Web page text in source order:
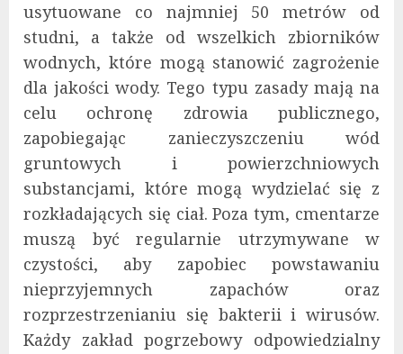
usytuowane co najmniej 50 metrów od
studni, a także od wszelkich zbiorników
wodnych, które mogą stanowić zagrożenie
dla jakości wody. Tego typu zasady mają na
celu ochronę zdrowia publicznego,
zapobiegając zanieczyszczeniu wód
gruntowych i powierzchniowych
substancjami, które mogą wydzielać się z
rozkładających się ciał. Poza tym, cmentarze
muszą być regularnie utrzymywane w
czystości, aby zapobiec powstawaniu
nieprzyjemnych zapachów oraz
rozprzestrzenianiu się bakterii i wirusów.
Każdy zakład pogrzebowy odpowiedzialny